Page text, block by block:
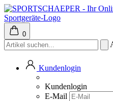
0
Kundenlogin
Kundenlogin
E-Mail